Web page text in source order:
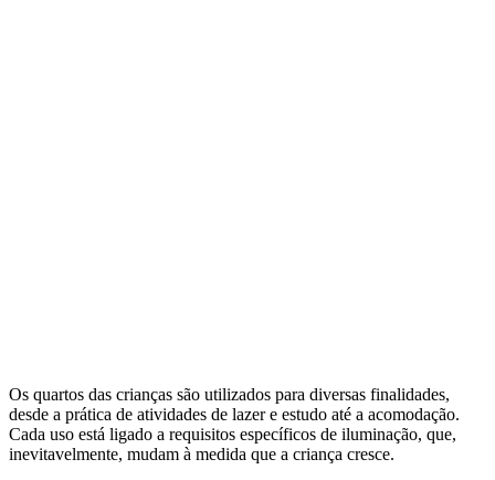
Os quartos das crianças são utilizados para diversas finalidades,
desde a prática de atividades de lazer e estudo até a acomodação.
Cada uso está ligado a requisitos específicos de iluminação, que,
inevitavelmente, mudam à medida que a criança cresce.